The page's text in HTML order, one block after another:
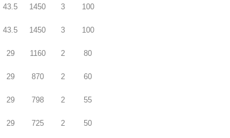
43.5 1450 3 100
43.5 1450 3 100
29 1160 2 80
29 870 2 60
29 798 2 55
29 725 2 50